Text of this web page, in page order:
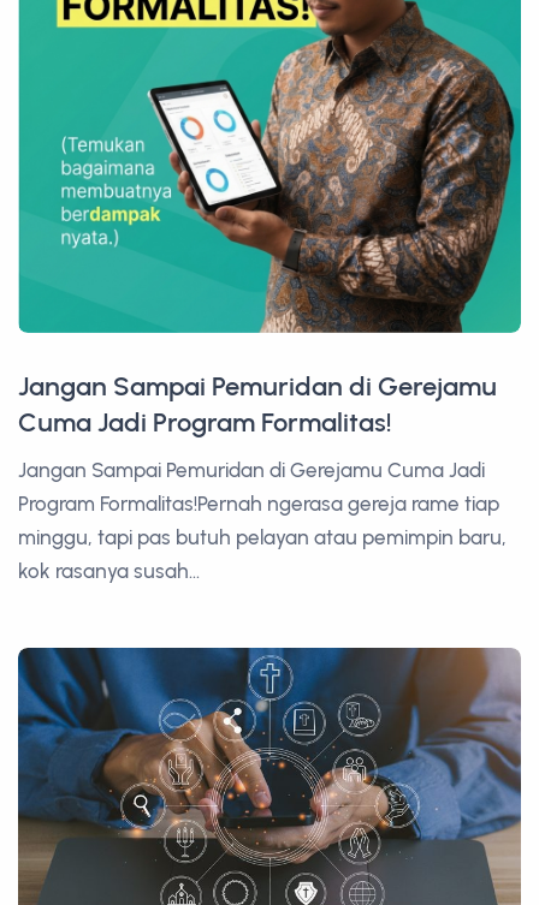
Jangan Sampai Pemuridan di Gerejamu
Cuma Jadi Program Formalitas!
Jangan Sampai Pemuridan di Gerejamu Cuma Jadi
Program Formalitas!Pernah ngerasa gereja rame tiap
minggu, tapi pas butuh pelayan atau pemimpin baru,
kok rasanya susah...